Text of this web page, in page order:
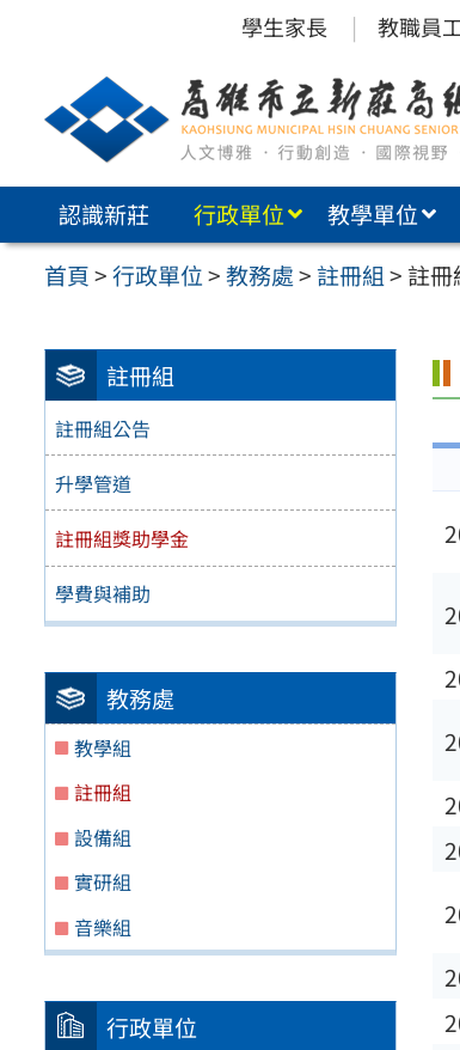
內
學生家長 教職員
認識新莊 行政單位 教學單位
首頁>行政單位>教務處>註冊組>註冊
註冊組
註冊組公告
升學管道
註冊組獎助學金
學費與補助
教務處
教學組
註冊組
設備組
實研組
音樂組
行政單位